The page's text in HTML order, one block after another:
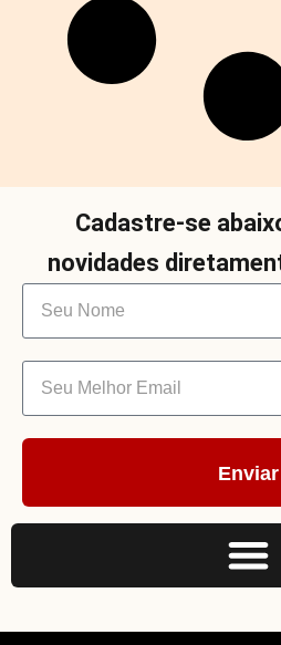
Cadastre-se
novidades
Enviar